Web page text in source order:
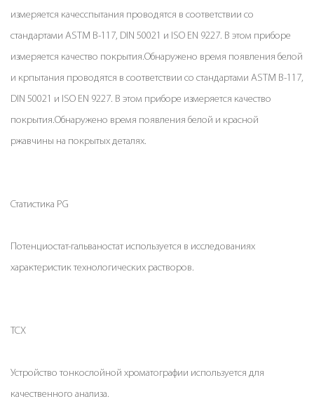
измеряется качесспытания проводятся в соответствии со
стандартами ASTM B-117, DIN 50021 и ISO EN 9227. В этом приборе
измеряется качество покрытия.Обнаружено время появления белой
и крпытания проводятся в соответствии со стандартами ASTM B-117,
DIN 50021 и ISO EN 9227. В этом приборе измеряется качество
покрытия.Обнаружено время появления белой и красной
ржавчины на покрытых деталях.
Статистика PG
Потенциостат-гальваностат используется в исследованиях
характеристик технологических растворов.
ТСХ
Устройство тонкослойной хроматографии используется для
качественного анализа.